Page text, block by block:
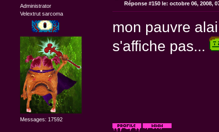
Administrator
Velextrut sarcoma
Messages: 17592
Réponse #150 le: octobre 06, 2008,
mon pauvre
s'affiche pas...